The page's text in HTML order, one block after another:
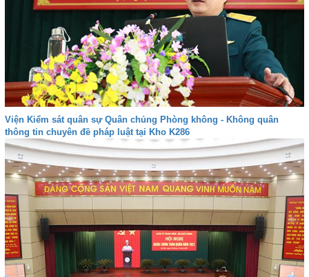
Viện Kiểm sát quân sự Quân chủng Phòng không - Không quân
thông tin chuyên đề pháp luật tại Kho K286